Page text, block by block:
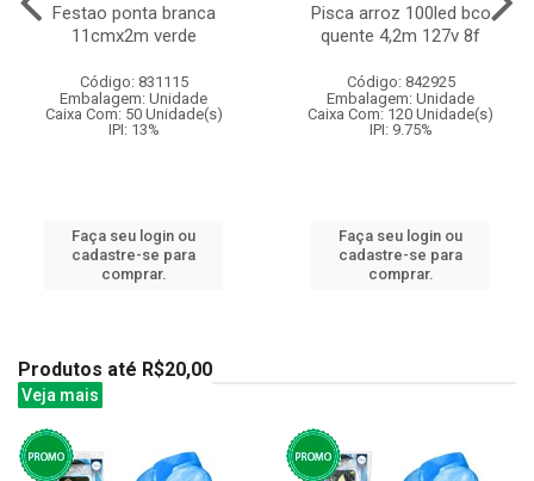
Festao ponta branca
11cmx2m verde
Código: 831115
Embalagem: Unidade
Caixa Com: 50 Unidade(s)
IPI: 13%
Faça seu login ou
cadastre-se para
comprar.
Pisca arroz 100led bco
quente 4,2m 127v 8f
Código: 842925
Embalagem: Unidade
Caixa Com: 120 Unidade(s)
IPI: 9.75%
Faça seu login ou
cadastre-se para
comprar.
Produtos até R$20,00
Veja mais